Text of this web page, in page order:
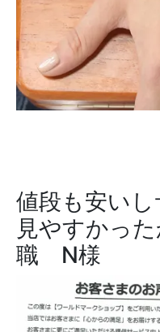
値段も安い
見やすかっ
職 N様